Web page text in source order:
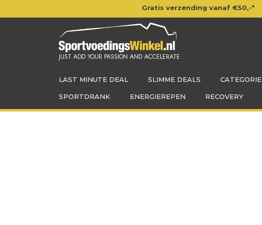
naar
Gratis verzending vanaf €50,-*
JUST ADD YOUR PASSION AND ACCELERATE
LAST MINUTE DEAL SLIMME DEALS CATEGORIE
SPORTDRANK ENERGIEREPEN RECOVERY